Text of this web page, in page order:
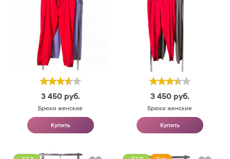
3 450 руб.
Брюки женские
Купить
3 450 руб.
Брюки женские
Купить